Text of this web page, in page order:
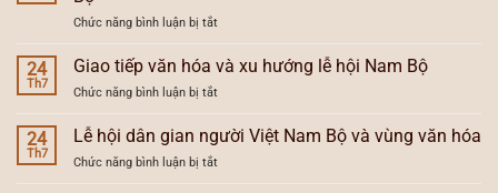
Chức năng bình luận bị tắtở
Xu
hướng
gian
hóa
và
24
Th7
Giao tiếp văn hóa và xu hướng lễ hội Nam Bộ
Chức năng bình luận bị tắtở
Giao
tiếp
văn
hóa
và
24
Th7
Lễ hội dân gian người Việt Nam Bộ và vùng văn hóa
Chức năng bình luận bị tắtở
Lễ